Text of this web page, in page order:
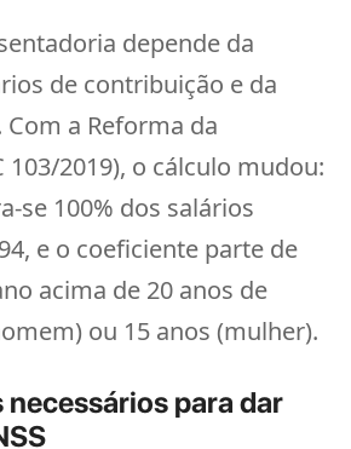
depende da
de contribuição e da
a Reforma da
103/2019), o cálculo mudou:
se 100% dos salários
e o coeficiente parte de
acima de 20 anos de
ou 15 anos (mulher).
para dar